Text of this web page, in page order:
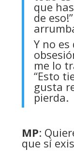
que
de
Y no
me lo
“Esto
gusta
pierda.
MP:
que sí